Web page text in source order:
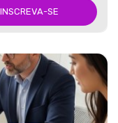
INSCREVA-SE